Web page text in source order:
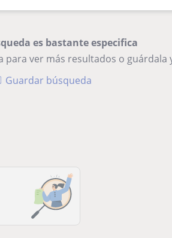
es bastante especifica
para ver más resultados o
Guardar búsqueda